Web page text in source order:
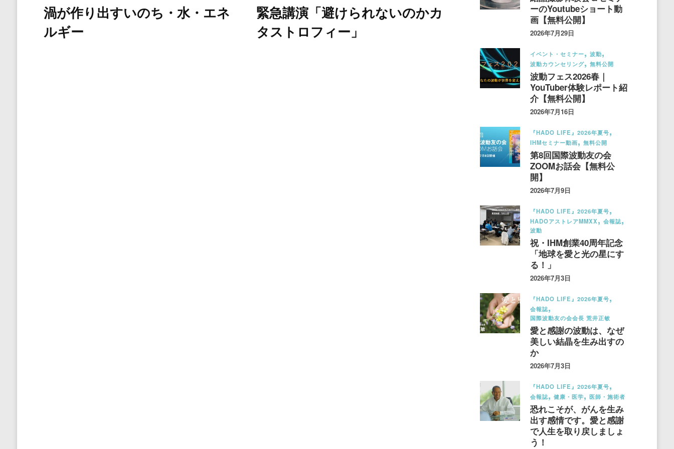
渦が作り出すいのち・水・エネ
ルギー
緊急講演「避けられないのかカ
タストロフィー」
ーのYoutubeショート動
画【無料公開】
2026年7月29日
イベント・セミナー
波動
波動カウンセリング
無料公開
波動フェス2026春｜
YouTuber体験レポート紹
介【無料公開】
2026年7月16日
『HADO LIFE』2026年夏号
IHMセミナー動画
無料公開
第8回国際波動友の会
ZOOMお話会【無料公
開】
2026年7月9日
『HADO LIFE』2026年夏号
HADOアストレアMMXX
会報誌
波動
祝・IHM創業40周年記念
「地球を愛と光の星にす
る！」
2026年7月3日
『HADO LIFE』2026年夏号
会報誌
国際波動友の会会長 荒井正敏
愛と感謝の波動は、なぜ
美しい結晶を生み出すの
か
2026年7月3日
『HADO LIFE』2026年夏号
会報誌
健康・医学 医師・施術者
恐れこそが、がんを生み
出す感情です。愛と感謝
で人生を取り戻しましょ
う！